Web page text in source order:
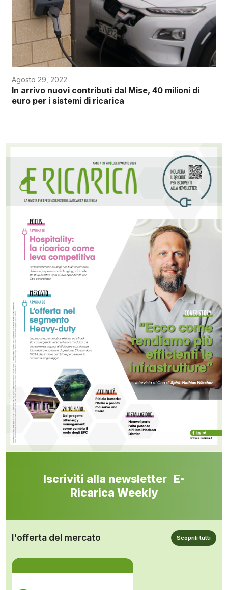
Agosto 29, 2022
In arrivo nuovi contributi dal Mise, 40 milioni di
euro per i sistemi di ricarica
Iscriviti alla newsletter E-
Ricarica Weekly
l'offerta del mercato Scoprili tutti